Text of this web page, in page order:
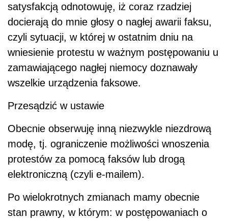
satysfakcją odnotowuję, iż coraz rzadziej
docierają do mnie głosy o nagłej awarii faksu,
czyli sytuacji, w której w ostatnim dniu na
wniesienie protestu w ważnym postępowaniu u
zamawiającego nagłej niemocy doznawały
wszelkie urządzenia faksowe.
Przesądzić w ustawie
Obecnie obserwuję inną niezwykle niezdrową
modę, tj. ograniczenie możliwości wnoszenia
protestów za pomocą faksów lub drogą
elektroniczną (czyli e-mailem).
Po wielokrotnych zmianach mamy obecnie
stan prawny, w którym: w postępowaniach o